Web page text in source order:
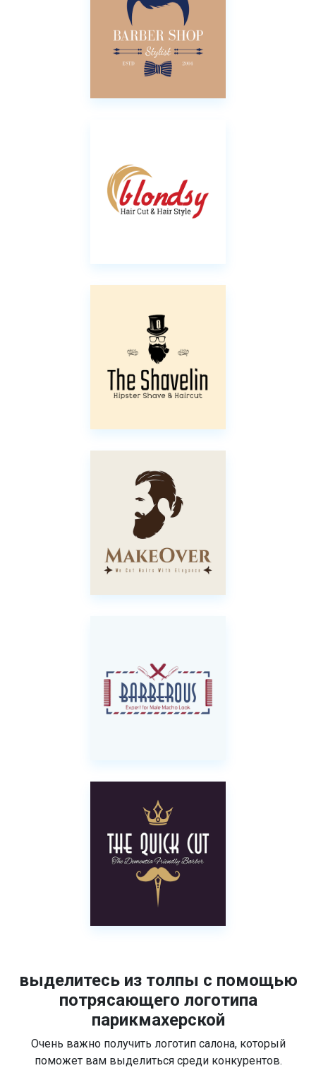
выделитесь из толпы с помощью
потрясающего логотипа
парикмахерской
Очень важно получить логотип салона, который
поможет вам выделиться среди конкурентов.